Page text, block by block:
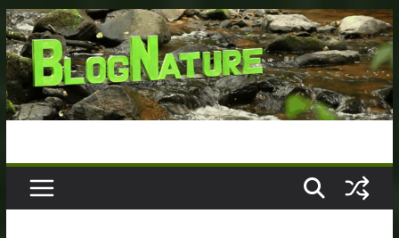
Passer
au
contenu